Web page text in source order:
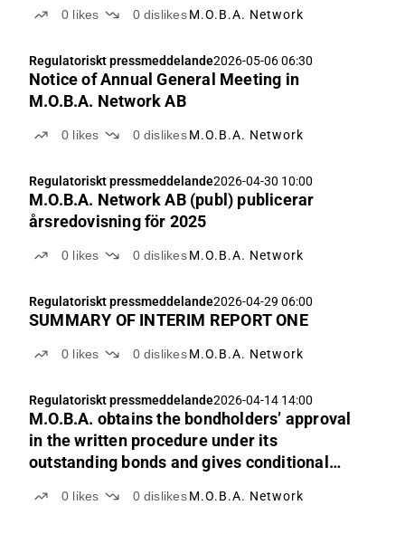
0 likes 0 dislikes M.O.B.A. Network
Regulatoriskt pressmeddelande2026-05-06 06:30
Notice of Annual General Meeting in
M.O.B.A. Network AB
0 likes 0 dislikes M.O.B.A. Network
Regulatoriskt pressmeddelande2026-04-30 10:00
M.O.B.A. Network AB (publ) publicerar
årsredovisning för 2025
0 likes 0 dislikes M.O.B.A. Network
Regulatoriskt pressmeddelande2026-04-29 06:00
SUMMARY OF INTERIM REPORT ONE
0 likes 0 dislikes M.O.B.A. Network
Regulatoriskt pressmeddelande2026-04-14 14:00
M.O.B.A. obtains the bondholders’ approval
in the written procedure under its
outstanding bonds and gives conditional
outstanding bonds
0 likes 0 dislikes M.O.B.A. Network